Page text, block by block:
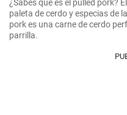
¿Sabes qué es el pulled pork?
paleta de cerdo y especias de
pork es una carne de cerdo
parrilla.